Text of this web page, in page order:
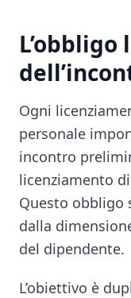
L’obbligo
Ogni
personale
incontro
licenziamento
Questo obbligo
dalla
del dipendente.
L’obiettivo è